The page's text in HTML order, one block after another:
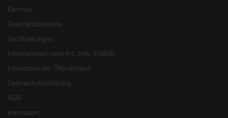
Karriere
Geschäftsbereiche
Zertifizierungen
Informationen nach Art. 246c EGBGB
Information der Öffentlichkeit
Datenschutzerklärung
AGB
Impressum